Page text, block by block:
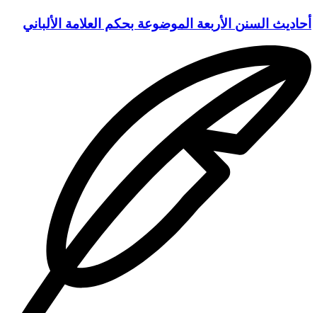
أحاديث السنن الأربعة الموضوعة بحكم العلامة الألباني